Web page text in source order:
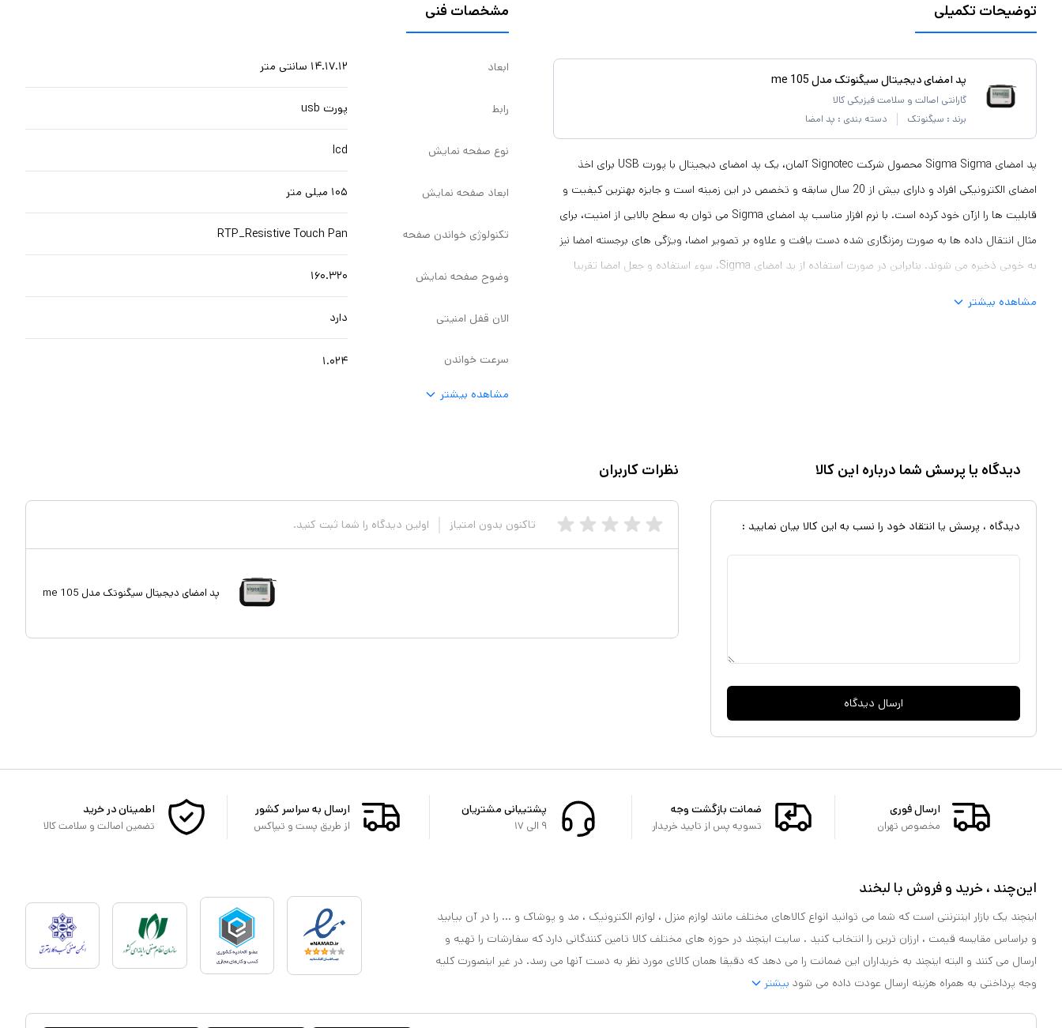
توضیحات تکمیلی
پد امضای دیجیتال سیگنوتک مدل me 105
گارانتی اصالت و سلامت فیزیکی کالا
برند : سیگنوتک دسته بندی : پد امضا
پد امضای Sigma Sigma محصول شرکت Signotec آلمان، یک پد امضای دیجیتال با پورت USB برای اخذ
امضای الکترونیکی افراد و دارای بیش از 20 سال سابقه و تخصص در این زمینه است و جایزه بهترین کیفیت و
قابلیت ها را ازآن خود کرده است. با نرم افزار مناسب پد امضای Sigma می توان به سطح بالایی از امنیت، برای
مثال انتقال داده ها به صورت رمزنگاری شده دست یافت و علاوه بر تصویر امضا، ویژگی های برجسته امضا نیز
به خوبی ذخیره می شوند. بنابراین در صورت استفاده از پد امضای Sigma، سوء استفاده و جعل امضا تقریبا
دارای پورت USB است. پد امضا سیگنوتک Sigma 105 بسیار کاربردی در بانک هاست. دارای کیف مخصوص
مشاهده بیشتر
مشخصات فنی
ابعاد ۱۴.۱۷.۱۲ سانتی متر
رابط پورت usb
نوع صفحه نمایش lcd
ابعاد صفحه نمایش ۱۰۵ میلی متر
تکنولوژی خواندن صفحه RTP_Resistive Touch Pan
وضوح صفحه نمایش ۱۶۰.۳۲۰
الان قفل امنیتی دارد
سرعت خواندن ۱.۰۲۴
مشاهده بیشتر
دیدگاه یا پرسش شما درباره این کالا
دیدگاه ، پرسش یا انتقاد خود را نسب به این کالا بیان نمایید :
ارسال دیدگاه
نظرات کاربران
تاکنون بدون امتیاز اولین دیدگاه را شما ثبت کنید.
پد امضای دیجیتال سیگنوتک مدل me 105
ارسال فوری
مخصوص تهران
ضمانت بازگشت وجه
تسویه پس از تایید خریدار
پشتیبانی مشتریان
۹ الی ۱۷
ارسال به سراسر کشور
از طریق پست و تیپاکس
اطمینان در خرید
تضمین اصالت و سلامت کالا
این‌چند ، خرید و فروش با لبخند
اینچند یک بازار اینترنتی است که شما می توانید انواع کالاهای مختلف مانند لوازم منزل ، لوازم الکترونیک ، مد و پوشاک و ... را در آن بیابید
و براساس مقایسه قیمت ، ارزان ترین را انتخاب کنید . سایت اینچند در حوزه های مختلف کالا تامین کنندگانی دارد که سفارشات را تهیه و
ارسال می کنند و البته اینچند به خریداران این ضمانت را می دهد که دقیقا همان کالای مورد نظر به دست آنها می رسد. در غیر اینصورت کلیه
وجه پرداختی به همراه هزینه ارسال عودت داده می شود بیشتر